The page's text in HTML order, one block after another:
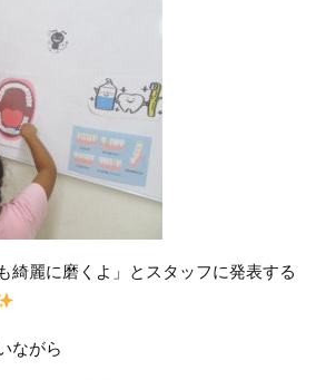
綺麗に磨くよ」とスタッフに発表する
ながら